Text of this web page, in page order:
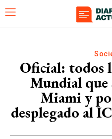
Oficial: todos
Mundial que
Miami y
desplegado al